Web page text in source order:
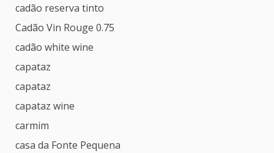
cadão reserva tinto
Cadão Vin Rouge 0.75
cadão white wine
capataz
capataz
capataz wine
carmim
casa da Fonte Pequena